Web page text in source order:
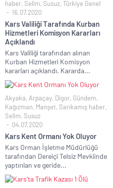
haber, Selim, Susuz, Türkiye Genel
16.07.2020
Kars Valiliği Tarafında Kurban
Hizmetleri Komisyon Kararları
Açıklandı
Kars Valiliği tarafından alınan
Kurban Hizmetleri Komisyon
kararları açıklandı. Kararda...
Akyaka, Arpaçay, Digor, Gündem,
Kağızman, Manşet, Sarıkamış haber,
Selim, Susuz
04.07.2020
Kars Kent Ormanı Yok Oluyor
Kars Orman İşletme Müdürlüğü
tarafından Dereiçi Telsiz Mevkiinde
yaptırılan ve geride...